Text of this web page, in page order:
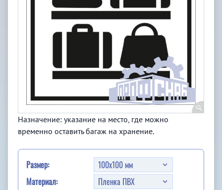
Назначение: указание на место, где можно
временно оставить багаж на хранение.
Размер:
Материал: